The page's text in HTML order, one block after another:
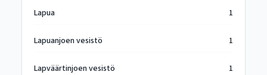
Lapua 1
Lapuanjoen vesistö 1
Lapväärtinjoen vesistö 1